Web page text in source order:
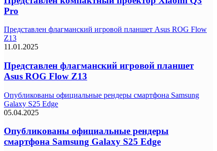
Pro
Представлен флагманский игровой планшет Asus ROG Flow
Z13
11.01.2025
Представлен флагманский игровой планшет
Asus ROG Flow Z13
Опубликованы официальные рендеры смартфона Samsung
Galaxy S25 Edge
05.04.2025
Опубликованы официальные рендеры
смартфона Samsung Galaxy S25 Edge